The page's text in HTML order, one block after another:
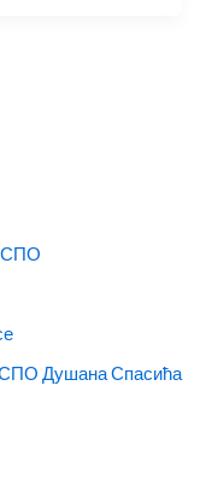
СПО
СПО Душана Спасића